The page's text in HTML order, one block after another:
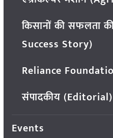
किसानों की सफलता
Success Story)
Reliance
संपादकीय (Editorial)
Events